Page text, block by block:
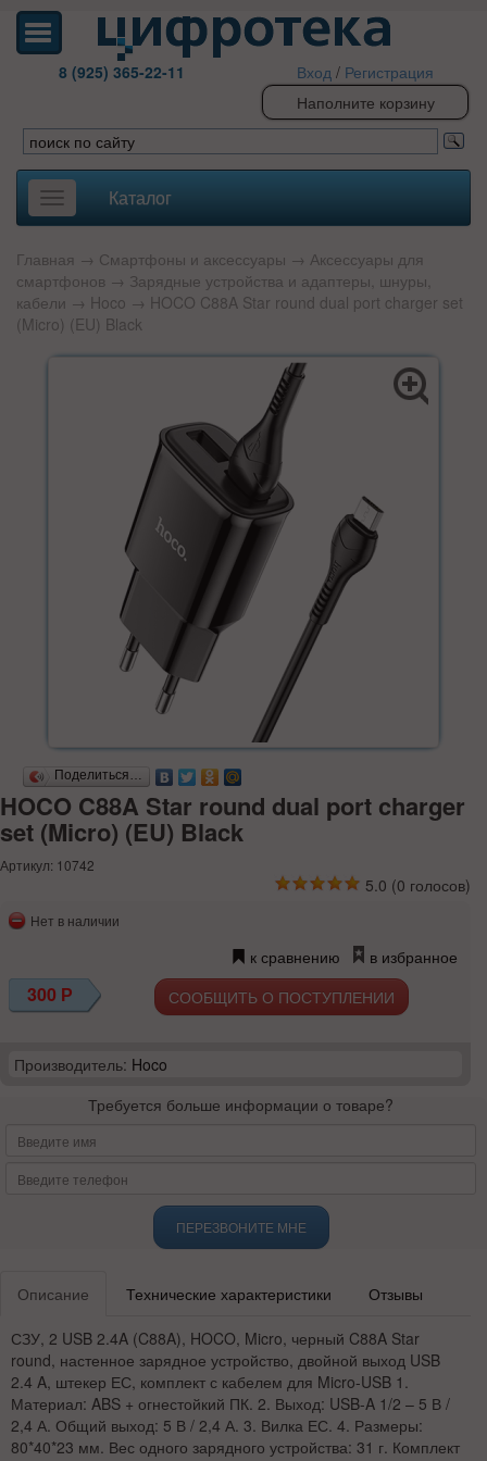
8 (925) 365-22-11 Вход / Регистрация
Наполните корзину
Toggle
navigation
Каталог
Главная → Смартфоны и аксессуары → Аксессуары для
смартфонов → Зарядные устройства и адаптеры, шнуры,
кабели → Hoco → HOCO C88A Star round dual port charger set
(Micro) (EU) Black
Поделиться…
HOCO C88A Star round dual port charger
set (Micro) (EU) Black
Артикул: 10742
5.0 (0 голосов)
Нет в наличии
к сравнению в избранное
300 Р СООБЩИТЬ О ПОСТУПЛЕНИИ
Производитель: Hoco
Требуется больше информации о товаре?
ПЕРЕЗВОНИТЕ МНЕ
Описание Технические характеристики Отзывы
СЗУ, 2 USB 2.4A (C88A), HOCO, Micro, черный C88A Star
round, настенное зарядное устройство, двойной выход USB
2.4 A, штекер ЕС, комплект с кабелем для Micro-USB 1.
Материал: ABS + огнестойкий ПК. 2. Выход: USB-A 1/2 – 5 В /
2,4 А. Общий выход: 5 В / 2,4 А. 3. Вилка ЕС. 4. Размеры:
80*40*23 мм. Вес одного зарядного устройства: 31 г. Комплект